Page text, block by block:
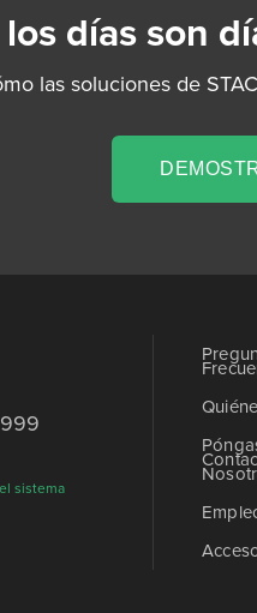
los días son
las soluciones de
sistema